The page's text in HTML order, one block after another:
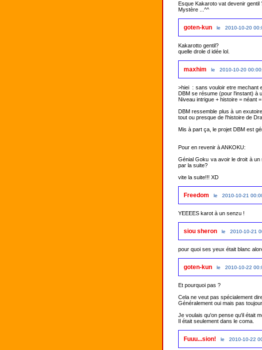
Esque Kakaroto vat devenir
Mystère ...^^
goten-kun le 2010-10-20
Kakarotto gentil?
maxhim le 2010-10-20
>hiei  : sans vouloir etre mechant
DBM se résume (pour l'instant) à
Niveau intrigue + histoire = néant
DBM ressemble plus à un
tout ou presque de l'histoire de
Mis à part ça, le projet DBM est
Pour en revenir à ANKOKU:
Génial Goku va avoir le droit à
par la suite?
vite la suite!!! XD
Freedom le 2010-10-21
YEEEES karot à un senzu !
siou sheron le 2010-10-21
pour quoi ses yeux était blanc
goten-kun le 2010-10-22
Et pourquoi pas ?
Cela ne veut pas spécialement
Généralement oui mais pas
Je voulais qu'on pense qu'il était
Il était seulement dans le coma.
Fuuu...sion! le 2010-10-22